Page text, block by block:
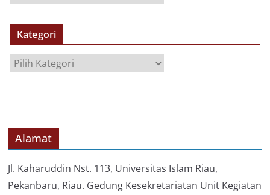
S
P
Kategori
r
i
Alamat
Jl. Kaharuddin Nst. 113, Universitas Islam Riau,
Pekanbaru, Riau. Gedung Kesekretariatan Unit Kegiatan